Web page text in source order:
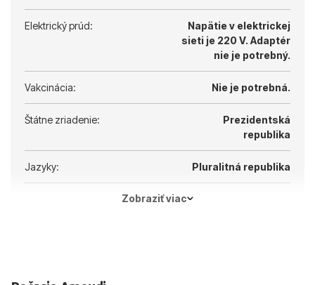
Elektrický prúd:
Napätie v elektrickej
sieti je 220 V. Adaptér
nie je potrebný.
Vakcinácia: Nie je potrebná.
Štátne zriadenie:
Prezidentská
republika
Jazyky: Pluralitná republika
Zobraziť viac